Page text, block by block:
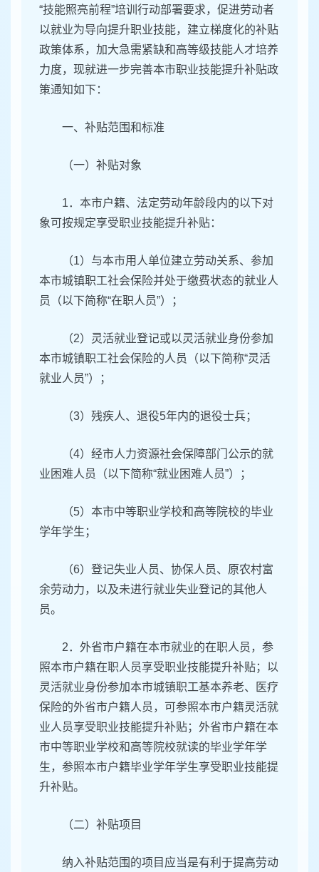
“技能照亮前程”培训行动部署要求，促进劳动者
以就业为导向提升职业技能，建立梯度化的补贴
政策体系，加大急需紧缺和高等级技能人才培养
力度，现就进一步完善本市职业技能提升补贴政
策通知如下：
一、补贴范围和标准
（一）补贴对象
1．本市户籍、法定劳动年龄段内的以下对
象可按规定享受职业技能提升补贴：
（1）与本市用人单位建立劳动关系、参加
本市城镇职工社会保险并处于缴费状态的就业人
员（以下简称“在职人员”）；
（2）灵活就业登记或以灵活就业身份参加
本市城镇职工社会保险的人员（以下简称“灵活
就业人员”）；
（3）残疾人、退役5年内的退役士兵；
（4）经市人力资源社会保障部门公示的就
业困难人员（以下简称“就业困难人员”）；
（5）本市中等职业学校和高等院校的毕业
学年学生；
（6）登记失业人员、协保人员、原农村富
余劳动力，以及未进行就业失业登记的其他人
员。
2．外省市户籍在本市就业的在职人员，参
照本市户籍在职人员享受职业技能提升补贴；以
灵活就业身份参加本市城镇职工基本养老、医疗
保险的外省市户籍人员，可参照本市户籍灵活就
业人员享受职业技能提升补贴；外省市户籍在本
市中等职业学校和高等院校就读的毕业学年学
生，参照本市户籍毕业学年学生享受职业技能提
升补贴。
（二）补贴项目
纳入补贴范围的项目应当是有利于提高劳动